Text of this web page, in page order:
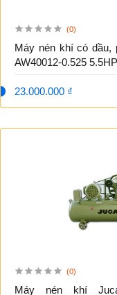
(0)
Máy nén khí có dầu,
AW40012-0.525
23.000.000 ₫
(0)
Máy nén khí Jucai